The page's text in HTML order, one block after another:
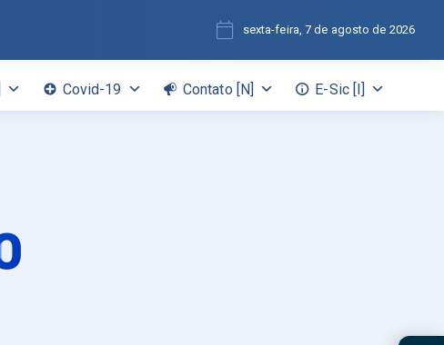
Covid-19 Contato [N] E-Sic [I]
sexta-feira, 7 de agosto de 2026